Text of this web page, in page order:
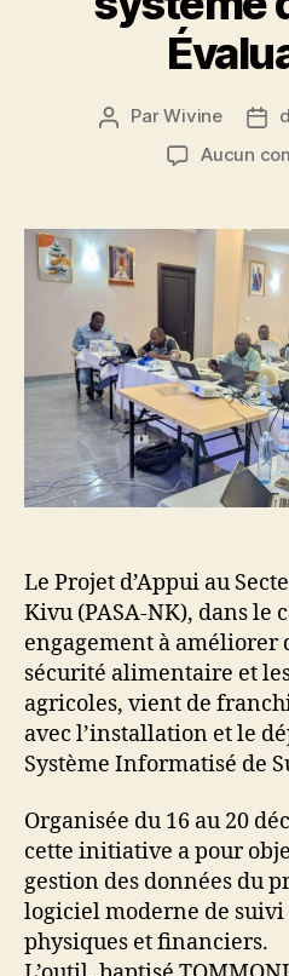
ParWivine
Aucun
Le Projet d’Appui au
Kivu (PASA-NK), dans le
engagement à améliorer
sécurité alimentaire et
agricoles, vient de
avec l’installation et le
Système Informatisé de
Organisée du 16 au 20
cette initiative a pour
gestion des données du
logiciel moderne de
physiques et financiers.